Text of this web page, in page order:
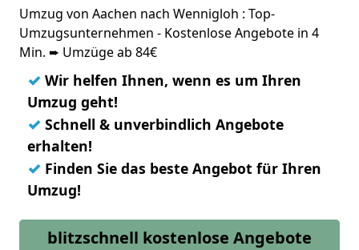
Umzug von Aachen nach Wennigloh : Top-
Umzugsunternehmen - Kostenlose Angebote in 4
Min. ➨ Umzüge ab 84€
✓ Wir helfen Ihnen, wenn es um Ihren
Umzug geht!
✓ Schnell & unverbindlich Angebote
erhalten!
✓ Finden Sie das beste Angebot für Ihren
Umzug!
blitzschnell kostenlose Angebote